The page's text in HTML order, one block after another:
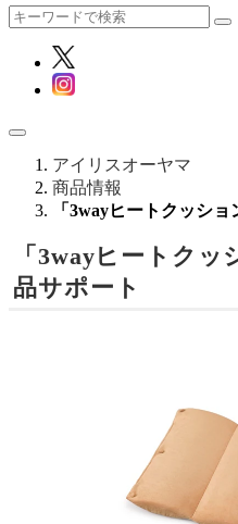
アイリスオーヤマ
商品情報
「3wayヒートクッシ
「3wayヒートク
品サポート